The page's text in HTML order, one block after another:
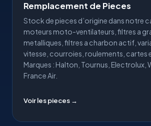
Remplacement de Pieces
Stock de pieces d’origine dans notre
moteurs moto-ventilateurs, filtres a
metalliques, filtres a charbon actif,
vitesse, courroies, roulements, cartes
Marques : Halton, Tournus, Electrolux,
France Air.
Voir les pieces →